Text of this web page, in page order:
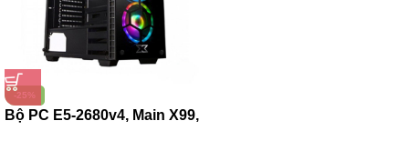
-25%
Bộ PC E5-2680v4, Main X99,